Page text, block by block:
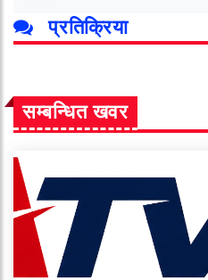
प्रतिक्रिया
सम्बन्धित खवर